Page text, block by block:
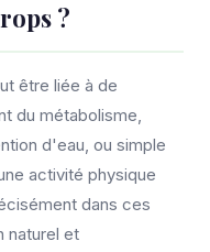
?
être liée à de
du métabolisme,
d'eau, ou simple
activité physique
dans ces
naturel et